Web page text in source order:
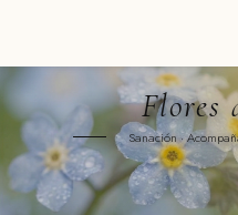
Flores
Sanación ·